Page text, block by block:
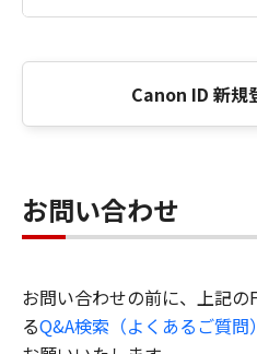
Canon ID 新規
お問い合わせ
お問い合わせの前に、上記の
るQ&A検索（よくあるご質問）